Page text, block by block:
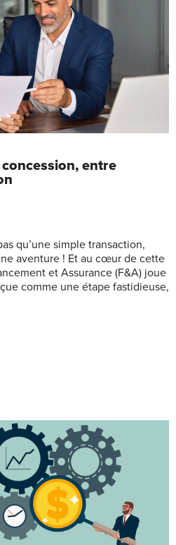
concession, entre
qu’une simple transaction,
aventure ! Et au cœur de cette
et Assurance (F&A) joue
comme une étape fastidieuse,